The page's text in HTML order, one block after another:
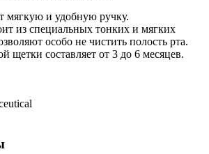
мягкую и удобную ручку.
из специальных тонких и мягких
особо не чистить полость рта.
щетки составляет от 3 до 6 месяцев.